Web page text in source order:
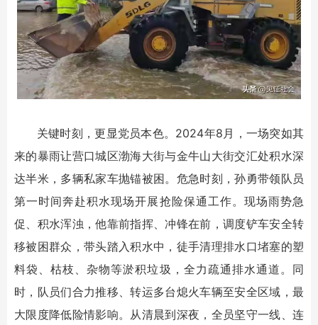
关键时刻，更显党员本色。2024年8月，一场突如其
来的暴雨让营口城区渤海大街与金牛山大街交汇处积水深
达半米，多辆私家车抛锚被困。危急时刻，孙勇带领队员
第一时间奔赴积水现场开展抢险保通工作。现场雨势急
促、积水浑浊，他靠前指挥、冲锋在前，调度铲车安全转
移被困群众，带头踏入积水中，徒手清理排水口堵塞的塑
料袋、枯枝、杂物等淤积垃圾，全力疏通排水通道。同
时，队员们合力推移、转运多台熄火车辆至安全区域，最
大限度降低险情影响。从清晨到深夜，全员坚守一线、连